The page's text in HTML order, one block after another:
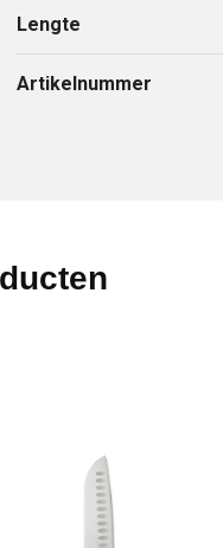
Lengte
Artikelnummer